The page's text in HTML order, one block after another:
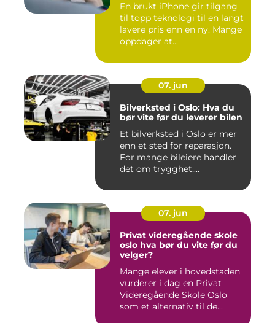
En brukt iPhone gir tilgang
til topp teknologi til en langt
lavere pris enn en ny. Mange
oppdager at...
07. jun
Bilverksted i Oslo: Hva du
bør vite før du leverer bilen
Et bilverksted i Oslo er mer
enn et sted for reparasjon.
For mange bileiere handler
det om trygghet,...
07. jun
Privat videregående skole
oslo hva bør du vite før du
velger?
Mange elever i hovedstaden
vurderer i dag en Privat
Videregående Skole Oslo
som et alternativ til de...